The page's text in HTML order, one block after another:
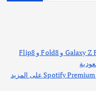
سامسونج تُطلق رسمياً أجهزة Galaxy Z Fold8 Ultra و Fold8 و Flip8
سامسونج وSpotify تتعاونان لإتاحة تجربة Spotify Premium على المزيد